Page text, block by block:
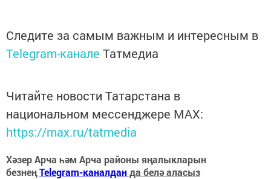
Следите за самым важным и интересным в
Telegram-канале Татмедиа
Читайте новости Татарстана в
национальном мессенджере MАХ:
https://max.ru/tatmedia
Хәзер Арча һәм Арча районы яңалыкларын
безнеңTelegram-каналданда белә аласыз